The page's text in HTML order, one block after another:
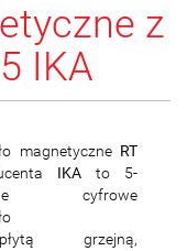
z
IKA
magnetyczne RT
IKA to 5-
cyfrowe
grzejną,